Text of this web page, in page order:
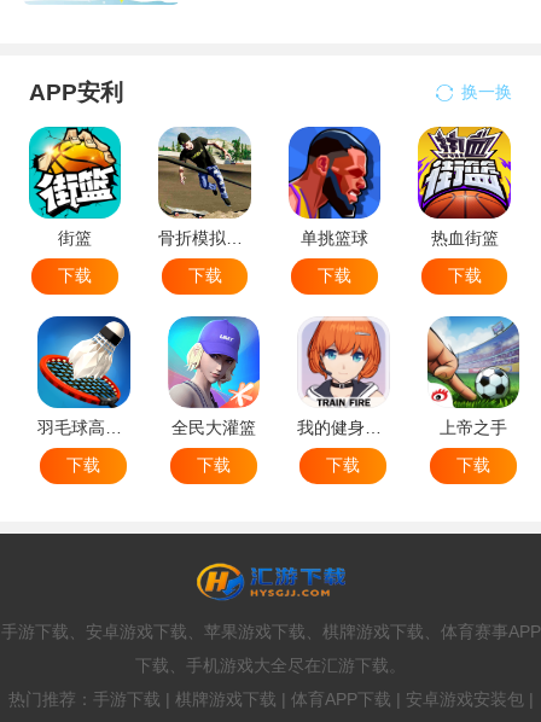
APP安利 换一换
街篮
下载
骨折模拟器-极限滑板模拟器
下载
单挑篮球
下载
热血街篮
下载
羽毛球高高手
下载
全民大灌篮
下载
我的健身教练2
下载
上帝之手
下载
手游下载、安卓游戏下载、苹果游戏下载、棋牌游戏下载、体育赛事APP
下载、手机游戏大全尽在汇游下载。
热门推荐：手游下载 | 棋牌游戏下载 | 体育APP下载 | 安卓游戏安装包 |